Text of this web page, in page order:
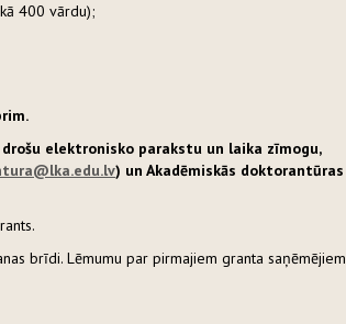
400 vārdu);
elektronisko parakstu un laika zīmogu,
) un Akadēmiskās doktorantūras
brīdi. Lēmumu par pirmajiem granta saņēmējiem